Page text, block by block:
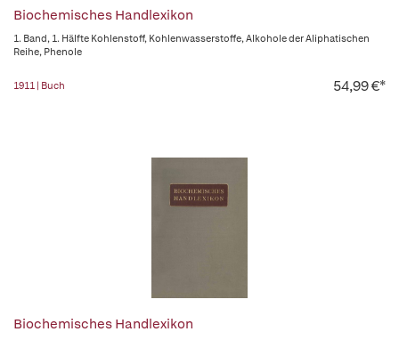
Biochemisches Handlexikon
1. Band, 1. Hälfte Kohlenstoff, Kohlenwasserstoffe, Alkohole der Aliphatischen
Reihe, Phenole
1911 | Buch 54,99 €*
Biochemisches Handlexikon